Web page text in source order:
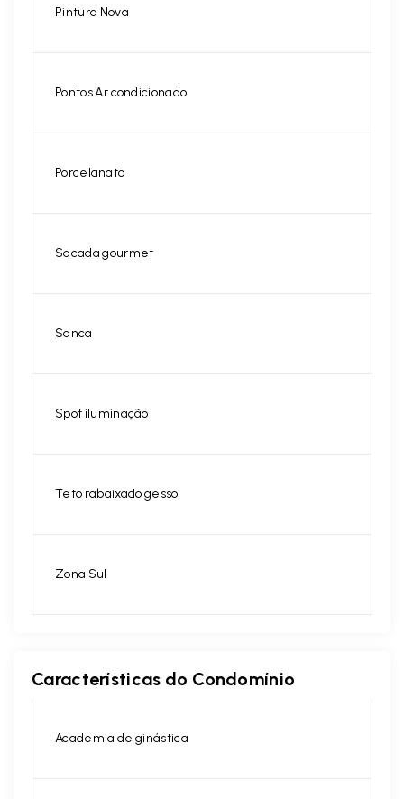
Pintura Nova
Pontos Ar condicionado
Porcelanato
Sacada gourmet
Sanca
Spot iluminação
Teto rabaixado gesso
Zona Sul
Características do Condomínio
Academia de ginástica